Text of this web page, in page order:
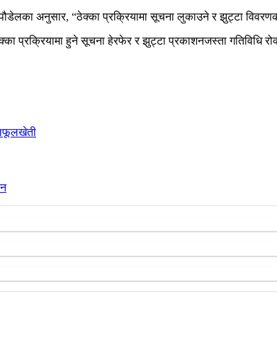
अनुसार, “ठेक्का प्रक्रियामा सूचना लुकाउने र झुट्टा
प्रक्रियामा हुने सूचना हेरफेर र झुट्टा प्रकाशनजस्ता गतिविधि